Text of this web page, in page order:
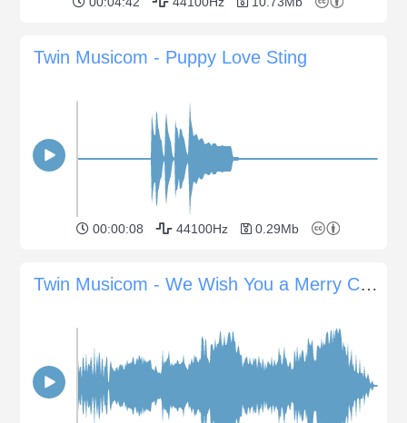
Twin Musicom - Puppy Love Sting
00:00:08 44100Hz 0.29Mb
Twin Musicom - We Wish You a Merry Christmas